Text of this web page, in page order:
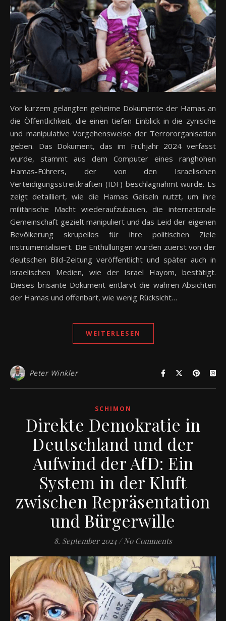
Vor kurzem gelangten geheime Dokumente der Hamas an
die Öffentlichkeit, die einen tiefen Einblick in die zynische
und manipulative Vorgehensweise der Terrororganisation
geben. Das Dokument, das im Frühjahr 2024 verfasst
wurde, stammt aus dem Computer eines ranghohen
Hamas-Führers, der von den Israelischen
Verteidigungsstreitkräften (IDF) beschlagnahmt wurde. Es
zeigt detailliert, wie die Hamas Geiseln nutzt, um ihre
militärische Macht wiederaufzubauen, die internationale
Gemeinschaft gezielt manipuliert und das Leid der eigenen
Bevölkerung skrupellos für ihre politischen Ziele
instrumentalisiert. Die Enthüllungen wurden zuerst von der
deutschen Bild-Zeitung veröffentlicht und später auch in
israelischen Medien, wie der Israel Hayom, bestätigt.
Dieses brisante Dokument entlarvt die wahren Absichten
der Hamas und offenbart, wie wenig Rücksicht…
WEITERLESEN
Peter Winkler
SCHIMON
Direkte Demokratie in
Deutschland und der
Aufwind der AfD: Ein
System in der Kluft
zwischen Repräsentation
und Bürgerwille
8. September 2024 / No Comments